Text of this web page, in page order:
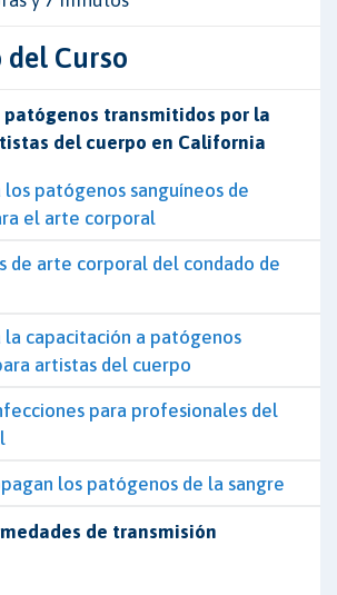
Curso
transmitidos por la
del cuerpo en California
los patógenos sanguíneos de
el arte corporal
de arte corporal del condado de
la capacitación a patógenos
artistas del cuerpo
para profesionales del
los patógenos de la sangre
de transmisión